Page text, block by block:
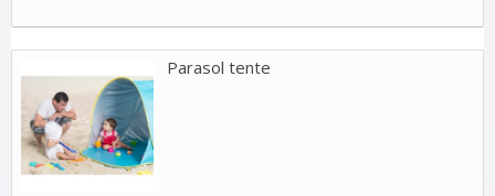
Parasol tente